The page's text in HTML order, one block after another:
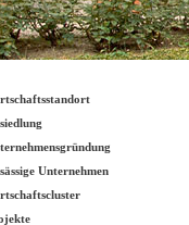
Unternehmen